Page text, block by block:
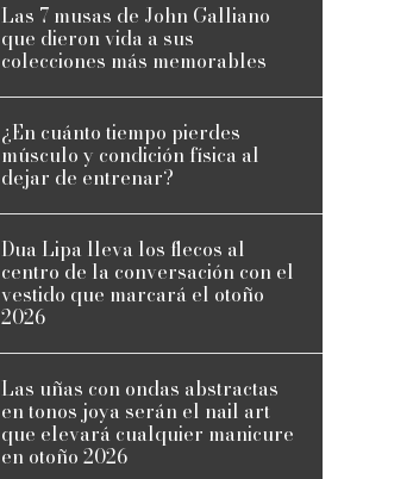
Las 7 musas de John Galliano
que dieron vida a sus
colecciones más memorables
¿En cuánto tiempo pierdes
músculo y condición física al
dejar de entrenar?
Dua Lipa lleva los flecos al
centro de la conversación con el
vestido que marcará el otoño
2026
Las uñas con ondas abstractas
en tonos joya serán el nail art
que elevará cualquier manicure
en otoño 2026